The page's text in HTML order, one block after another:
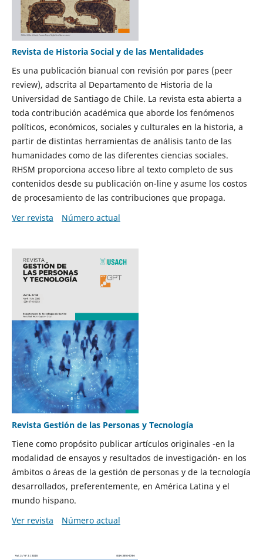
Revista de Historia Social y de las Mentalidades
Es una publicación bianual con revisión por pares (peer
review), adscrita al Departamento de Historia de la
Universidad de Santiago de Chile. La revista esta abierta a
toda contribución académica que aborde los fenómenos
políticos, económicos, sociales y culturales en la historia, a
partir de distintas herramientas de análisis tanto de las
humanidades como de las diferentes ciencias sociales.
RHSM proporciona acceso libre al texto completo de sus
contenidos desde su publicación on-line y asume los costos
de procesamiento de las contribuciones que propaga.
Ver revista
Número actual
Revista Gestión de las Personas y Tecnología
Tiene como propósito publicar artículos originales -en la
modalidad de ensayos y resultados de investigación- en los
ámbitos o áreas de la gestión de personas y de la tecnología
desarrollados, preferentemente, en América Latina y el
mundo hispano.
Ver revista
Número actual